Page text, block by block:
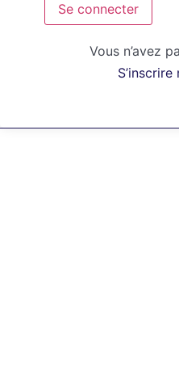
Se connecter
Vous n’avez